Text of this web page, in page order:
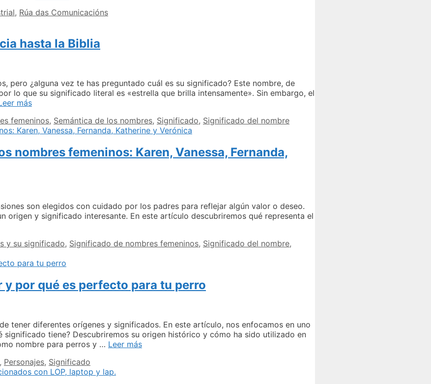
de
previa
para
en
Lugo,
Monforte
, Rúa das Comunicacións
hasta la Biblia
pero ¿alguna vez te has preguntado cuál es su significado? Este nombre, de
lo que su significado literal es «estrella que brilla intensamente». Sin embargo, el
másLa
detrás
de
desde
Grecia
femeninos, Semántica de los nombres, Significado, Significado del nombre
nombres femeninos: Karen, Vanessa, Fernanda,
son elegidos con cuidado por los padres para reflejar algún valor o deseo.
origen y significado interesante. En este artículo descubriremos qué representa el
y su significado, Significado de nombres femeninos, Significado del nombre,
por qué es perfecto para tu perro
tener diferentes orígenes y significados. En este artículo, nos enfocamos en uno
tiene? Descubriremos su origen histórico y cómo ha sido utilizado en
nombre para perros y … Leer másEl
, Personajes, Significado